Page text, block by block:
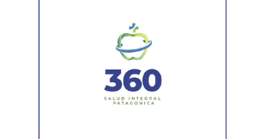
Durante el procedimiento, el personal encontró el teléfono